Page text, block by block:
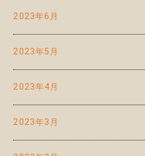
2023年6月
2023年5月
2023年4月
2023年3月